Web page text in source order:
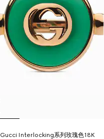
Gucci Interlocking系列玫瑰色18K